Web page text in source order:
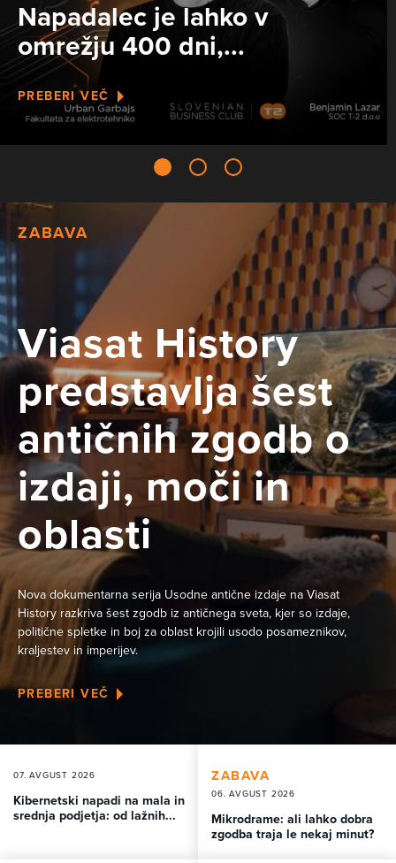
Napadalec je lahko v
omrežju 400 dni,...
PREBERI VEČ
ZABAVA
Viasat History
predstavlja šest
antičnih zgodb o
izdaji, moči in
oblasti
Nova dokumentarna serija Usodne antične izdaje na Viasat
History razkriva šest zgodb iz antičnega sveta, kjer so izdaje,
politične spletke in boj za oblast krojili usodo posameznikov,
kraljestev in imperijev.
PREBERI VEČ
07. AVGUST 2026
Kibernetski napadi na mala in
srednja podjetja: od lažnih...
ZABAVA
06. AVGUST 2026
Mikrodrame: ali lahko dobra
zgodba traja le nekaj minut?